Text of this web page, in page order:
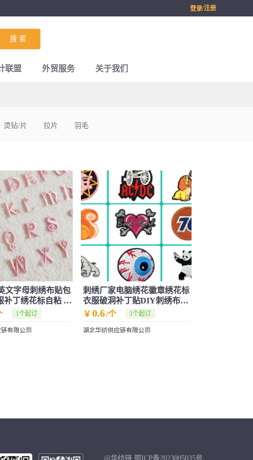
登录/注册
搜 索
联盟 外贸服务 关于我们
烫钻/片 拉片 羽毛
文字母刺绣布贴包
补丁绣花标自粘 现
1个起订
有限公司
刺绣厂家电脑绣花徽章绣花标
衣服破洞补丁贴DIY刺绣布贴
绣花徽章
￥ 0.6/个 1个起订
湖北华纺供应链有限公司
@华纺链 鄂ICP备2023005035号